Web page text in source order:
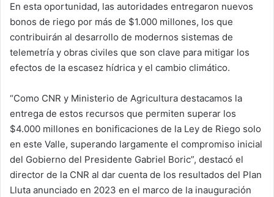
En esta oportunidad, las autoridades entregaron nuevos
bonos de riego por más de $1.000 millones, los que
contribuirán al desarrollo de modernos sistemas de
telemetría y obras civiles que son clave para mitigar los
efectos de la escasez hídrica y el cambio climático.
“Como CNR y Ministerio de Agricultura destacamos la
entrega de estos recursos que permiten superar los
$4.000 millones en bonificaciones de la Ley de Riego solo
en este Valle, superando largamente el compromiso inicial
del Gobierno del Presidente Gabriel Boric”, destacó el
director de la CNR al dar cuenta de los resultados del Plan
Lluta anunciado en 2023 en el marco de la inauguración